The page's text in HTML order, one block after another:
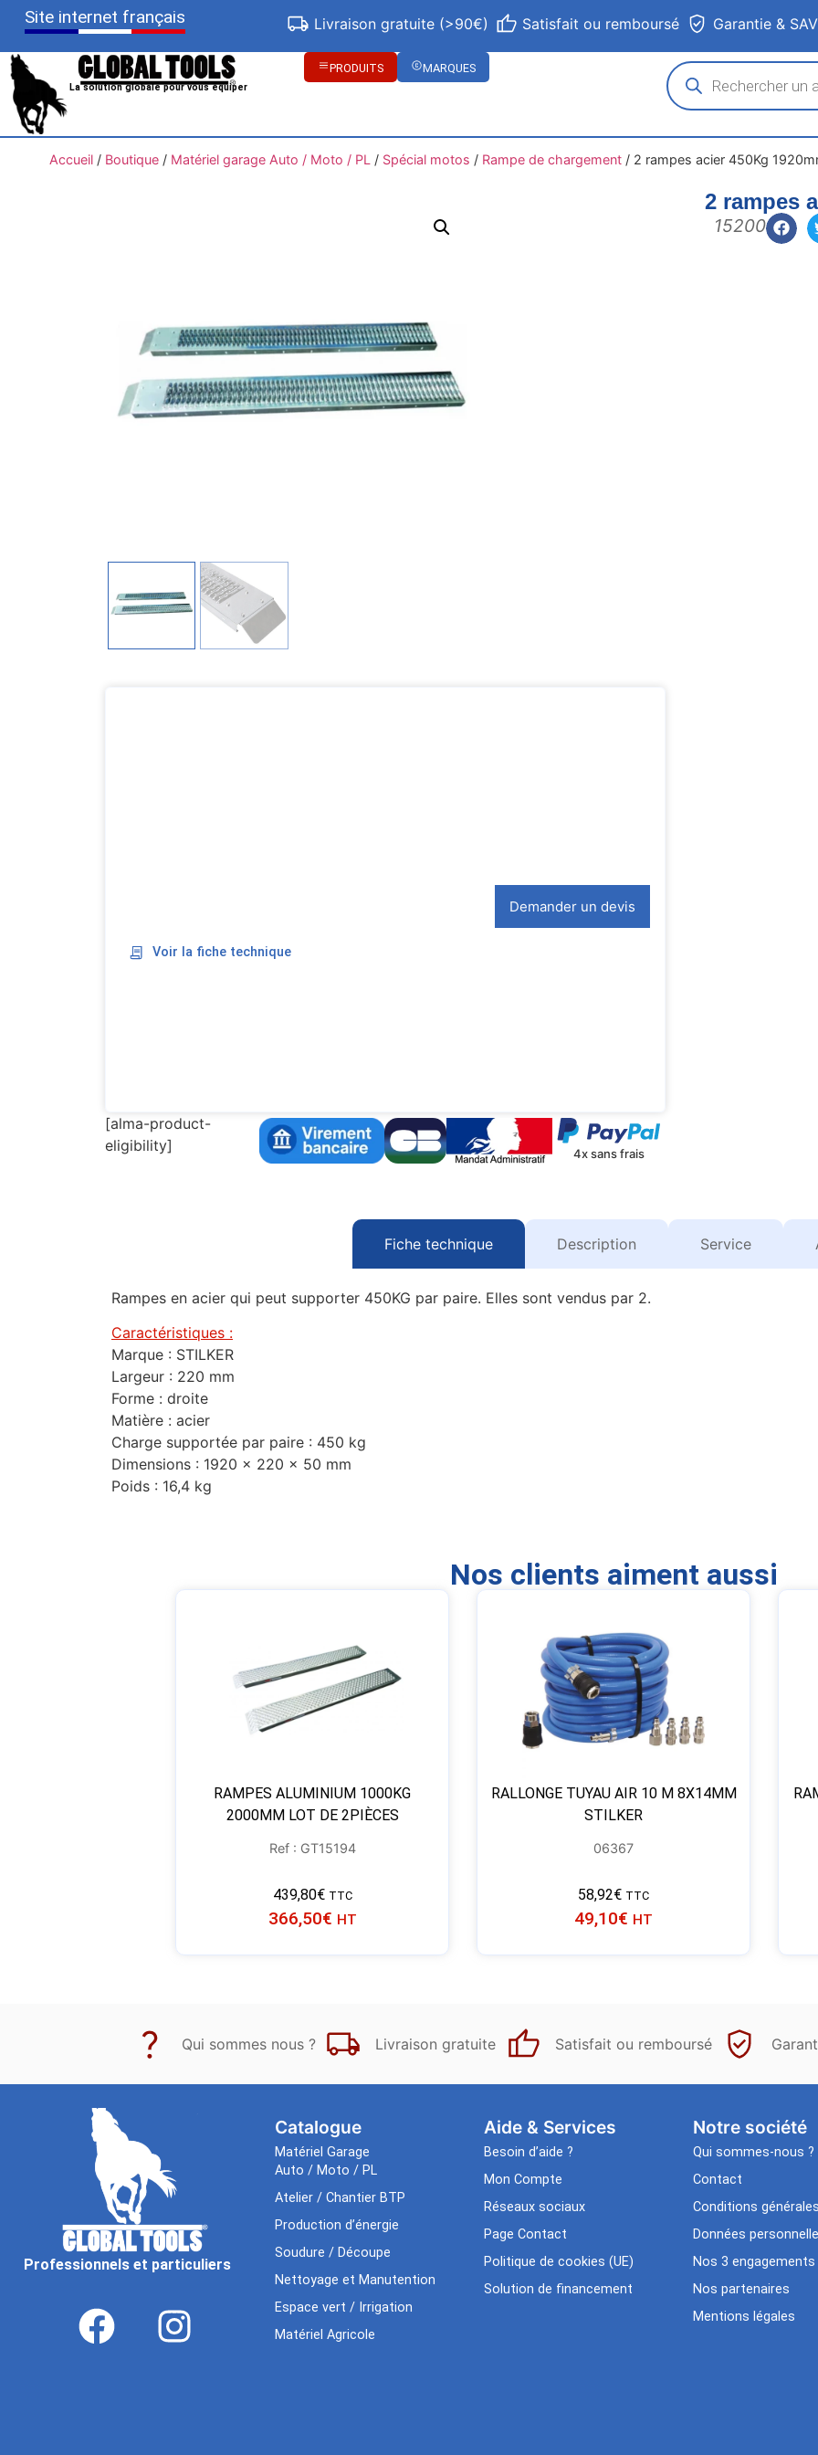
Site internet français Livraison gratuite (>90€) Satisfait ou remboursé Garantie & SAV
La solution globale pour vous équiper
PRODUITS MARQUES
Accueil/ Boutique/ Matériel garage Auto / Moto / PL / Spécial motos / Rampe de chargement/ 2 rampes acier 450Kg
2 rampes
15200
Demander un devis
Voir la fiche technique
[alma-product-
eligibility]
4x sans frais
Fiche technique Description Service
Rampes en acier qui peut supporter 450KG par paire. Elles sont vendus par 2.
Caractéristiques :
Marque : STILKER
Largeur : 220 mm
Forme : droite
Matière : acier
Charge supportée par paire : 450 kg
Dimensions : 1920 x 220 x 50 mm
Poids : 16,4 kg
Nos clients aiment aussi
RAMPES ALUMINIUM 1000KG
2000MM LOT DE 2PIÈCES
Ref : GT15194
439,80€ TTC
366,50€ HT
RALLONGE TUYAU AIR 10 M 8X14MM
STILKER
06367
58,92€ TTC
49,10€ HT
Qui sommes nous ? Livraison gratuite Satisfait ou remboursé
Professionnels et particuliers
Catalogue
Matériel Garage
Auto / Moto / PL
Atelier / Chantier BTP
Production d’énergie
Soudure / Découpe
Nettoyage et Manutention
Espace vert / Irrigation
Matériel Agricole
Aide & Services​
Besoin d’aide ?
Mon Compte
Réseaux sociaux
Page Contact
Politique de cookies (UE)
Solution de financement
Notre société
Qui sommes-nous ?
Contact
Conditions
Données
Nos 3 engagements
Nos partenaires
Mentions légales